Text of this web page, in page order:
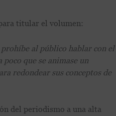
titular el volumen:
prohíbe al público hablar con el
que se animase un
redondear sus conceptos de
del periodismo a una alta